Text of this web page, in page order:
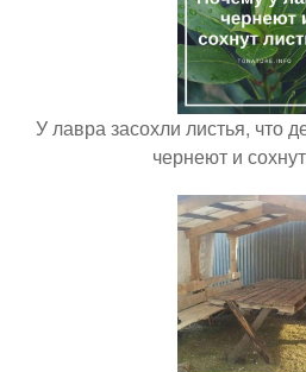
У лавра засохли листья, что
чернеют и